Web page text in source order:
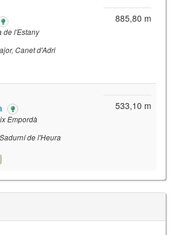
de l'Estany
Canet d'Adri
885,80 m
Empordà
de l'Heura
533,10 m